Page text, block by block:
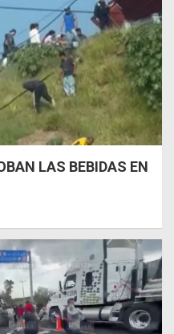
LAS BEBIDAS EN